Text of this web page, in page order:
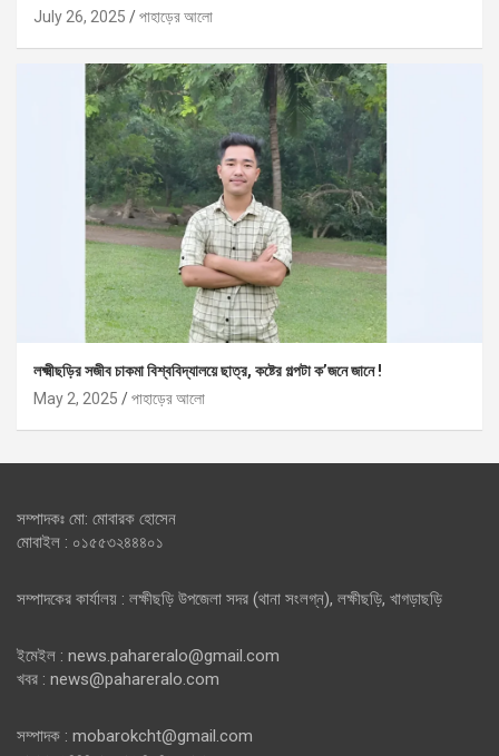
July 26, 2025
পাহাড়ের আলো
লক্ষ্মীছড়ির সজীব চাকমা বিশ্ববিদ্যালয়ে ছাত্র, কষ্টের গল্পটা ক’জনে জানে !
May 2, 2025
পাহাড়ের আলো
সম্পাদকঃ মো: মোবারক হোসেন
মোবাইল : ০১৫৫৩২৪৪৪০১
সম্পাদকের কার্যালয় : লক্ষীছড়ি উপজেলা সদর (থানা সংলগ্ন), লক্ষীছড়ি, খাগড়াছড়ি
ইমেইল : news.pahareralo@gmail.com
খবর : news@pahareralo.com
সম্পাদক : mobarokcht@gmail.com